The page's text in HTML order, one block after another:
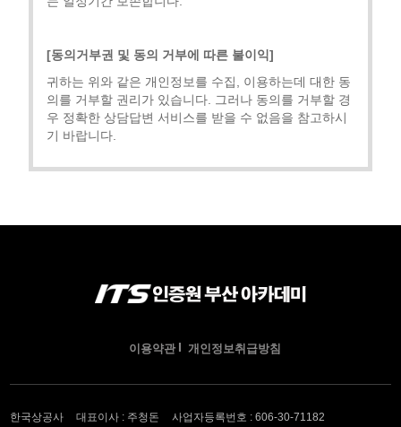
[동의거부권 및 동의 거부에 따른 불이익]
귀하는 위와 같은 개인정보를 수집, 이용하는데 대한 동
의를 거부할 권리가 있습니다. 그러나 동의를 거부할 경
우 정확한 상담답변 서비스를 받을 수 없음을 참고하시
기 바랍니다.
이용약관 개인정보취급방침
한국상공사 대표이사 : 주청돈 사업자등록번호 : 606-30-71182